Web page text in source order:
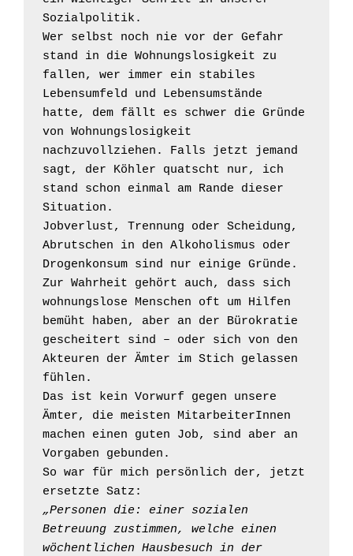
Sozialpolitik.
Wer selbst noch nie vor der Gefahr
stand in die Wohnungslosigkeit zu
fallen, wer immer ein stabiles
Lebensumfeld und Lebensumstände
hatte, dem fällt es schwer die Gründe
von Wohnungslosigkeit
nachzuvollziehen. Falls jetzt jemand
sagt, der Köhler quatscht nur, ich
stand schon einmal am Rande dieser
Situation.
Jobverlust, Trennung oder Scheidung,
Abrutschen in den Alkoholismus oder
Drogenkonsum sind nur einige Gründe.
Zur Wahrheit gehört auch, dass sich
wohnungslose Menschen oft um Hilfen
bemüht haben, aber an der Bürokratie
gescheitert sind – oder sich von den
Akteuren der Ämter im Stich gelassen
fühlen.
Das ist kein Vorwurf gegen unsere
Ämter, die meisten MitarbeiterInnen
machen einen guten Job, sind aber an
Vorgaben gebunden.
So war für mich persönlich der, jetzt
„Personen die: einer sozialen
Betreuung zustimmen, welche einen
wöchentlichen Hausbesuch in der